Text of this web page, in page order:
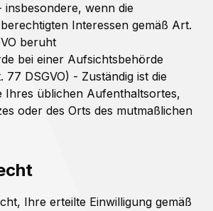
insbesondere, wenn die
Interessen gemäß Art.
beruht
bei einer Aufsichtsbehörde
DSGVO) - Zuständig ist die
Ihres üblichen Aufenthaltsortes,
oder des Orts des mutmaßlichen
Ihre erteilte Einwilligung gemäß